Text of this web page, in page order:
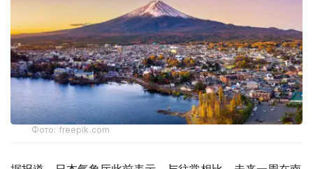
Фото: freepik.com